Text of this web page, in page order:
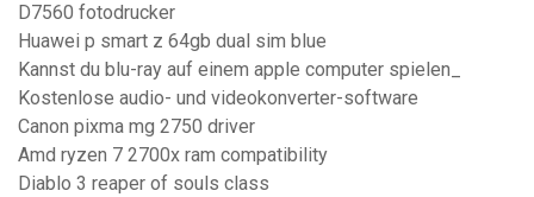
D7560 fotodrucker
Huawei p smart z 64gb dual sim blue
Kannst du blu-ray auf einem apple computer spielen_
Kostenlose audio- und videokonverter-software
Canon pixma mg 2750 driver
Amd ryzen 7 2700x ram compatibility
Diablo 3 reaper of souls class